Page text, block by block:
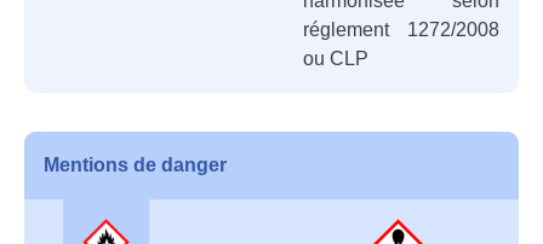
réglement 1272/2008
ou CLP
Mentions de danger